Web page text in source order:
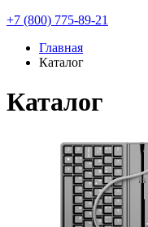
+7 (800) 775-89-21
Главная
Каталог
Каталог